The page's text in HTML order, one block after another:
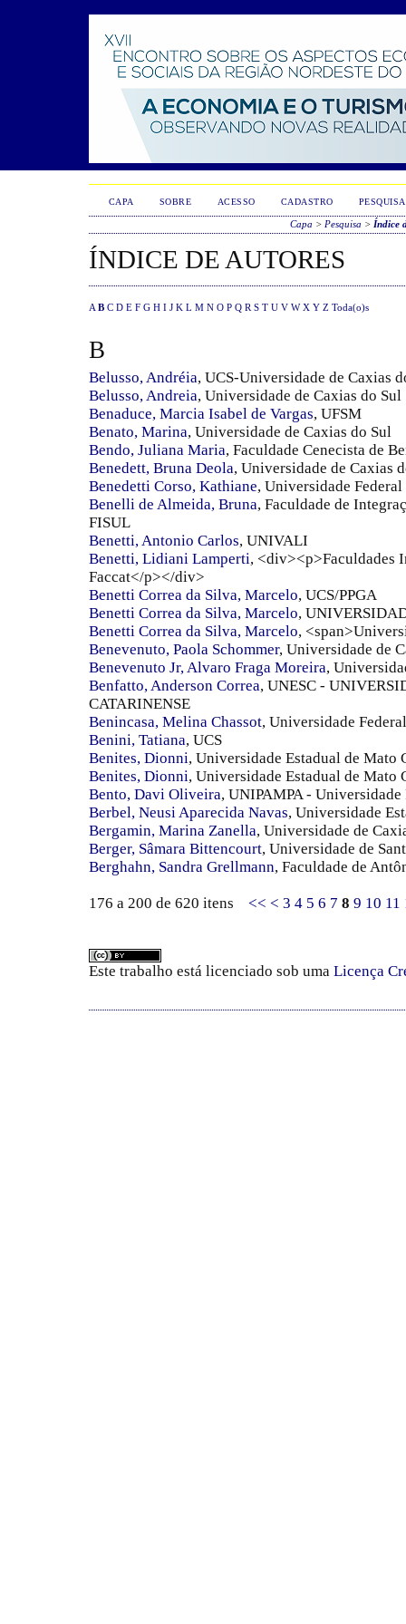
CAPA SOBRE ACESSO CADASTRO PESQUISA
Capa > Pesquisa > Índice
ÍNDICE DE AUTORES
A B C D E F G H I J K L M N O P Q R S T U V W X Y Z Toda(o)s
B
Belusso, Andréia, UCS-Universidade de Caxias
Belusso, Andreia, Universidade de Caxias do Sul
Benaduce, Marcia Isabel de Vargas, UFSM
Benato, Marina, Universidade de Caxias do Sul
Bendo, Juliana Maria, Faculdade Cenecista de
Benedett, Bruna Deola, Universidade de Caxias
Benedetti Corso, Kathiane, Universidade Federal
Benelli de Almeida, Bruna, Faculdade de
FISUL
Benetti, Antonio Carlos, UNIVALI
Benetti, Lidiani Lamperti, <div><p>Faculdades
Faccat</p></div>
Benetti Correa da Silva, Marcelo, UCS/PPGA
Benetti Correa da Silva, Marcelo,
Benetti Correa da Silva, Marcelo,
Benevenuto, Paola Schommer, Universidade de
Benevenuto Jr, Alvaro Fraga Moreira,
Benfatto, Anderson Correa, UNESC -
CATARINENSE
Benincasa, Melina Chassot, Universidade
Benini, Tatiana, UCS
Benites, Dionni, Universidade Estadual de Mato
Benites, Dionni, Universidade Estadual de Mato
Bento, Davi Oliveira, UNIPAMPA - Universidade
Berbel, Neusi Aparecida Navas, Universidade
Bergamin, Marina Zanella, Universidade de
Berger, Sâmara Bittencourt, Universidade de
Berghahn, Sandra Grellmann, Faculdade de
176 a 200 de 620 itens << < 3 4 5 6 7 8 9 10 11
Este trabalho está licenciado sob uma Licença